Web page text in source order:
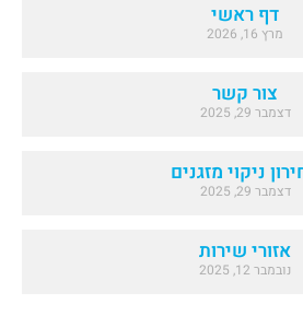
דף ראשי
מרץ 16, 2026
צור קשר
דצמבר 29, 2025
ניקוי מזגנים
דצמבר 29, 2025
אזורי שירות
נובמבר 12, 2025